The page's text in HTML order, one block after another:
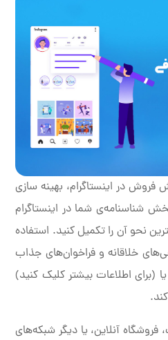
فروش در اینستاگرام، بهینه سازی
شناسنامه‌ی شما در اینستاگرام
نحو آن را تکمیل کنید. استفاده
خلاقانه و فراخوان‌های جذاب
(برای اطلاعات بیشتر کلیک کنید)
آنلاین، یا دیگر شبکه‌های